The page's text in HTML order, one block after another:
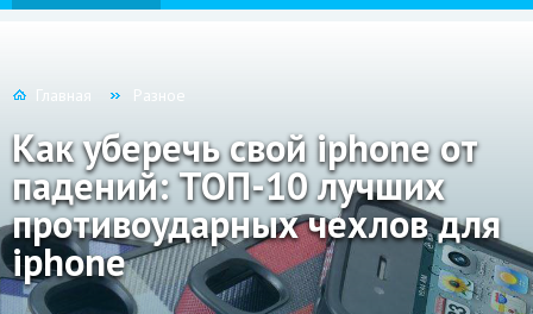
Главная Разное
Как уберечь свой iphone от
падений: ТОП-10 лучших
противоударных чехлов для
iphone